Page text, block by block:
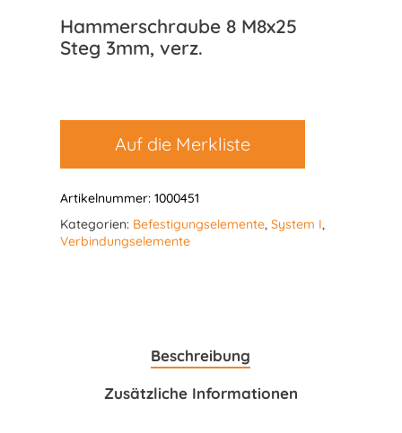
Hammerschraube 8 M8x25
Steg 3mm, verz.
Auf die Merkliste
Artikelnummer: 1000451
Kategorien: Befestigungselemente, System I,
Verbindungselemente
Beschreibung
Zusätzliche Informationen